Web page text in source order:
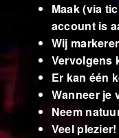
Maak (via
account is
Wij
Vervolgens
Er kan één
Wanneer je
Neem
Veel plezier!